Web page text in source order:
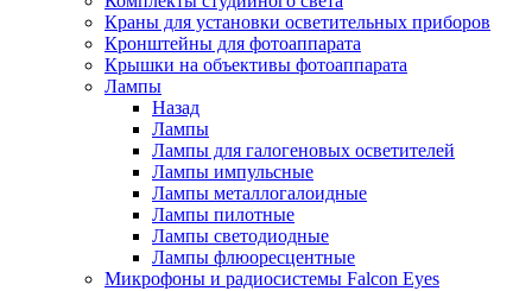
Краны для установки осветительных приборов
Кронштейны для фотоаппарата
Крышки на объективы фотоаппарата
Лампы
Назад
Лампы
Лампы для галогеновых осветителей
Лампы импульсные
Лампы металлогалоидные
Лампы пилотные
Лампы светодиодные
Лампы флюоресцентные
Микрофоны и радиосистемы Falcon Eyes